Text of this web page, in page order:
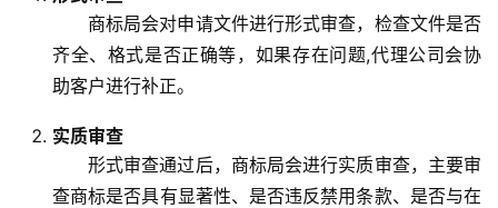
商标局会对申请文件进行形式审查，检查文件是否
齐全、格式是否正确等，如果存在问题,代理公司会协
助客户进行补正。
实质审查
形式审查通过后，商标局会进行实质审查，主要审
查商标是否具有显著性、是否违反禁用条款、是否与在